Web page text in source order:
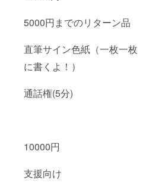
5000円までのリターン品
直筆サイン色紙（一枚一枚
に書くよ！）
通話権(5分)
10000円
支援向け